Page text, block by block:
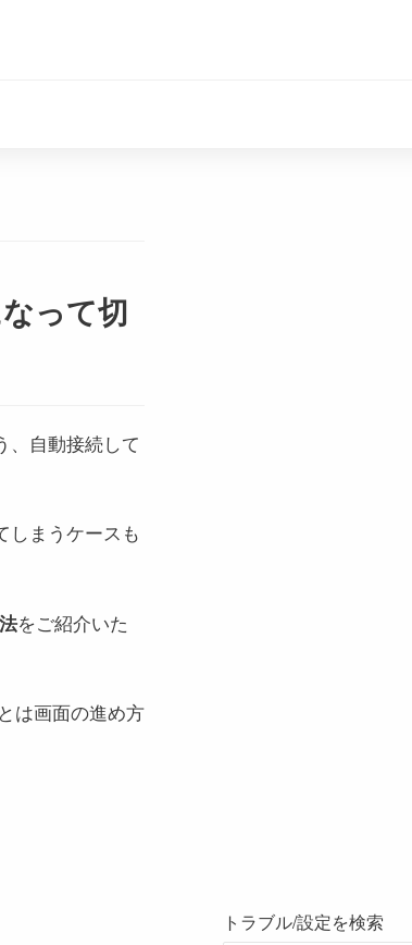
って切
、自動接続して
しまうケースも
をご紹介いた
は画面の進め方
トラブル/設定を検索